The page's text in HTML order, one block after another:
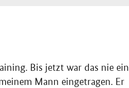
Bis jetzt war das nie ein
Mann eingetragen. Er